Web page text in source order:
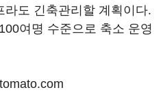
라도 긴축관리할 계획이다.
여명 수준으로 축소 운영